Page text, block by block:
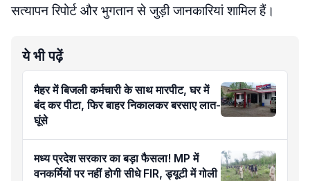
सत्यापन रिपोर्ट और भुगतान से जुड़ी जानकारियां शामिल हैं।
ये भी पढ़ें
मैहर में बिजली कर्मचारी के साथ मारपीट, घर में
बंद कर पीटा, फिर बाहर निकालकर बरसाए लात-
घूंसे
मध्य प्रदेश सरकार का बड़ा फैसला! MP में
वनकर्मियों पर नहीं होगी सीधे FIR, ड्यूटी में गोली